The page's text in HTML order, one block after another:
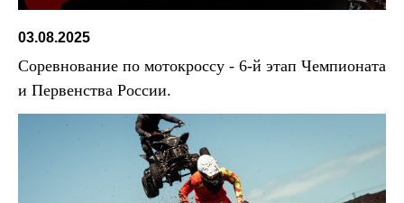
03.08.2025
Соревнование по мотокроссу - 6-й этап Чемпионата
и Первенства России.